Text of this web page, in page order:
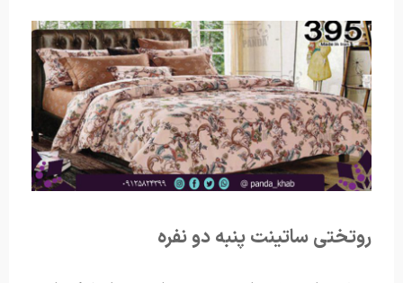
روتختی ساتینت پنبه دو نفره